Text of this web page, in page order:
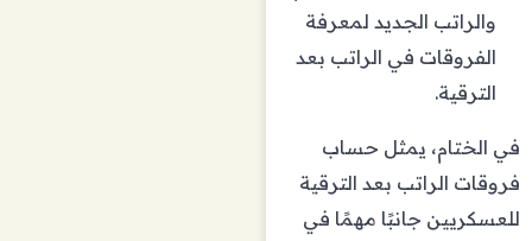
والراتب الجديد لمعرفة
الفروقات في الراتب بعد
الترقية.
في الختام، يمثل حساب
فروقات الراتب بعد الترقية
للعسكريين جانبًا مهمًا في